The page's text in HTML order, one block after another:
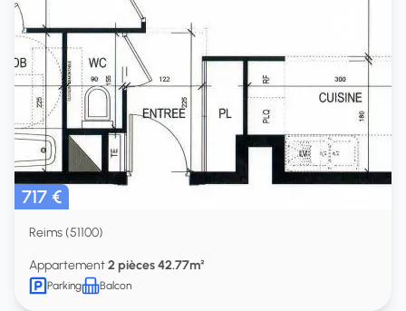
717 €
Reims (51100)
Appartement2 pièces 42.77m²
Parking Balcon